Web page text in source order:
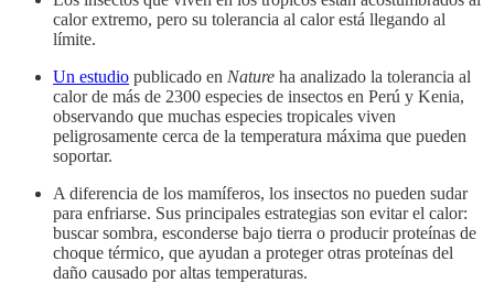
calor extremo, pero su tolerancia al calor está llegando al
límite.
Un estudio publicado en Nature ha analizado la tolerancia al
calor de más de 2300 especies de insectos en Perú y Kenia,
observando que muchas especies tropicales viven
peligrosamente cerca de la temperatura máxima que pueden
soportar.
A diferencia de los mamíferos, los insectos no pueden sudar
para enfriarse. Sus principales estrategias son evitar el calor:
buscar sombra, esconderse bajo tierra o producir proteínas de
choque térmico, que ayudan a proteger otras proteínas del
daño causado por altas temperaturas.